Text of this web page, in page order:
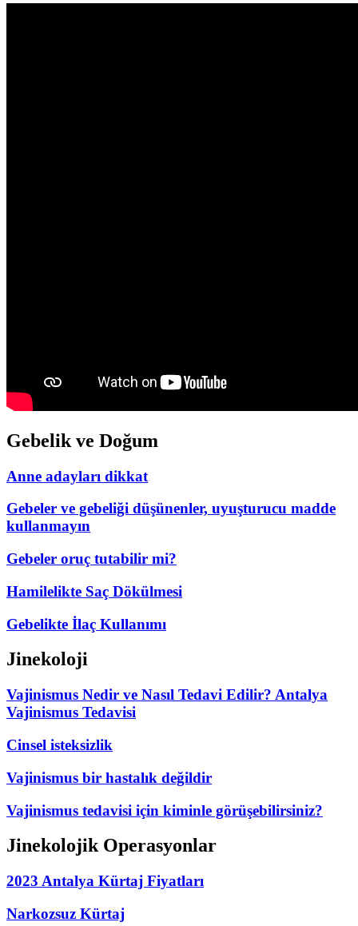
Gebelik ve Doğum
Anne adayları dikkat
Gebeler ve gebeliği düşünenler, uyuşturucu madde
kullanmayın
Gebeler oruç tutabilir mi?
Hamilelikte Saç Dökülmesi
Gebelikte İlaç Kullanımı
Jinekoloji
Vajinismus Nedir ve Nasıl Tedavi Edilir? Antalya
Vajinismus Tedavisi
Cinsel isteksizlik
Vajinismus bir hastalık değildir
Vajinismus tedavisi için kiminle görüşebilirsiniz?
Jinekolojik Operasyonlar
2023 Antalya Kürtaj Fiyatları
Narkozsuz Kürtaj